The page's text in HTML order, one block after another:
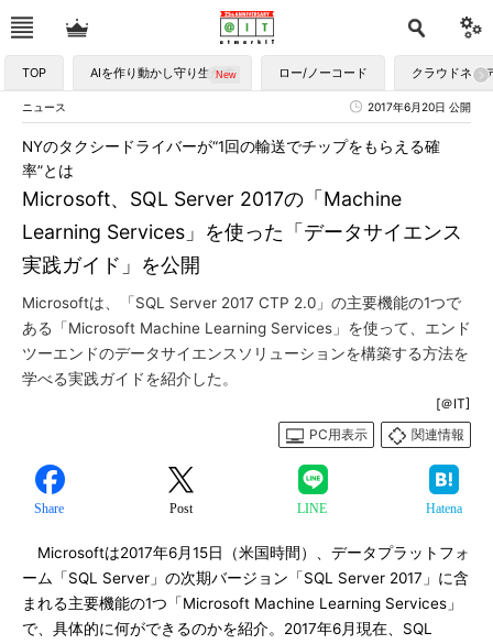
TOP AIを作り動かし守り生かす ロー/ノーコード クラウドネイ
ニュース 2017年6月20日 公開
Microsoft、SQL Server 2017の「Machine
Learning Services」を使った「データサイエンス
実践ガイド」を公開
NYのタクシードライバーが“1回の輸送でチップをもらえる確
率”とは
Microsoftは、「SQL Server 2017 CTP 2.0」の主要機能の1つで
ある「Microsoft Machine Learning Services」を使って、エンド
ツーエンドのデータサイエンスソリューションを構築する方法を
学べる実践ガイドを紹介した。
[＠IT]
PC用表示
関連情報
Share Post LINE Hatena
Microsoftは2017年6月15日（米国時間）、データプラットフォ
ーム「SQL Server」の次期バージョン「SQL Server 2017」に含
まれる主要機能の1つ「Microsoft Machine Learning Services」
で、具体的に何ができるのかを紹介。2017年6月現在、SQL